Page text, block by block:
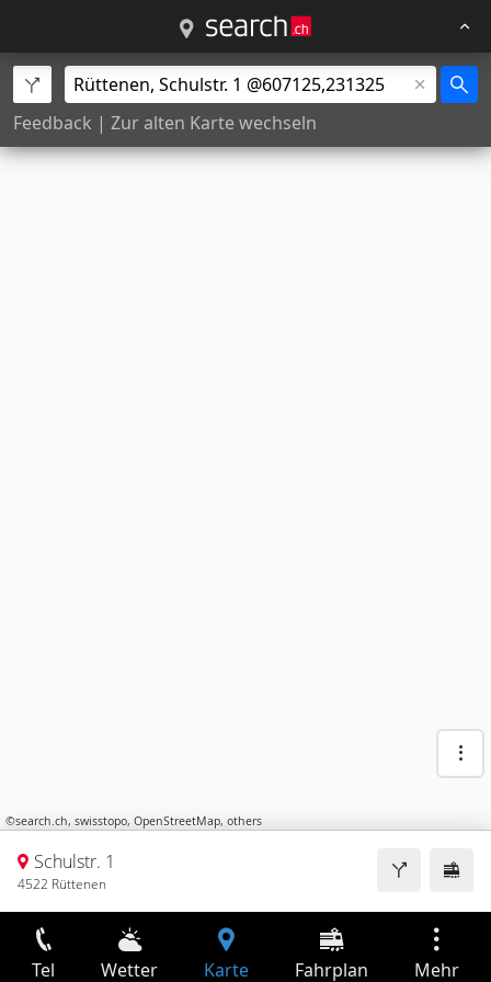
Feedback | Zur alten Karte wechseln
©search.ch, swisstopo, OpenStreetMap, others
Schulstr. 1
4522 Rüttenen
Tel Wetter Karte Fahrplan Mehr